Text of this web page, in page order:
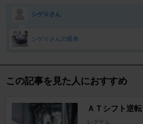
シゲ☆さん
シゲ☆さんの愛車
この記事を見た人におすすめ
ＡＴシフト逆転
レグナム